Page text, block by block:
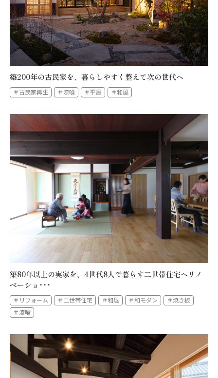
築200年の古民家を、暮らしやすく整えて次の世代へ
＃古民家再生 ＃漆喰 ＃平屋 ＃和風
築80年以上の実家を、4世代8人で暮らす二世帯住宅へリノ
ベーショ･･･
＃リフォーム ＃二世帯住宅 ＃和風 ＃和モダン
＃焼き板
＃漆喰